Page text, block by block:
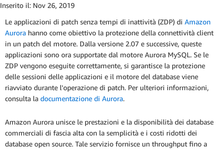
Inserito il: Nov 26, 2019
Le applicazioni di patch senza tempi di inattività (ZDP) di Amazon
Aurora hanno come obiettivo la protezione della connettività client
in un patch del motore. Dalla versione 2.07 e successive, queste
applicazioni sono ora supportate dal motore Aurora MySQL. Se le
ZDP vengono eseguite correttamente, si garantisce la protezione
delle sessioni delle applicazioni e il motore del database viene
riavviato durante l'operazione di patch. Per ulteriori informazioni,
consulta la documentazione di Aurora.
Amazon Aurora unisce le prestazioni e la disponibilità dei database
commerciali di fascia alta con la semplicità e i costi ridotti dei
database open source. Tale servizio fornisce un throughput fino a